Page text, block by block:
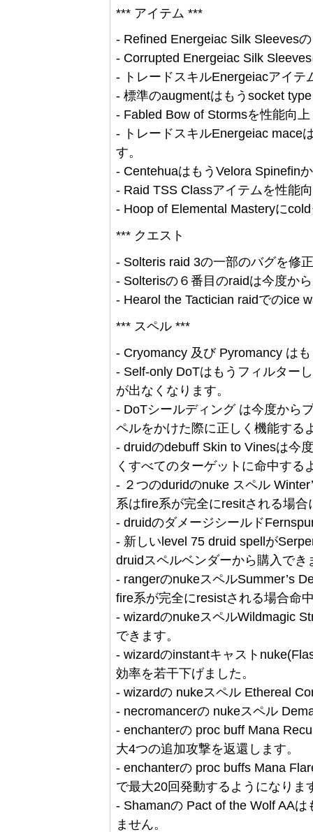
*** アイテム ***
- Refined Energeiac Silk Sleeves
- Corrupted Energeiac Silk
- トレードスキルEnergeiacアイテ
- 標準のaugmentはもうsocket
- Fabled Bow of Stormsを性能向上
- トレードスキルEnergeiac mace
す。
- CentehuaはもうVelora Spinefin
- Raid TSS Classアイテムを性能
- Hoop of Elemental Masteryに
*** クエスト
- Solteris raid 3の一部のバグを修
- Solterisの６番目のraidは今度か
- Hearol the Tactician raidでのice
*** スペル ***
- Cryomancy 及び Pyromancy は
- Self-only DoTはもうフィルター
が出なくなります。
- DoTシールディング は今度から
ペルをかけた際に正しく機能する
- druidのdebuff Skin to Vinesは今
くすべてのターゲットに命中する
- ２つのduridのnuke スペル
系はfire系が完全にresitされる場
- druidのダメージシールド
- 新しいlevel 75 druid spellが
druidスペルベンダーから購入で
- rangerのnukeスペルSummer’s
fire系が完全にresistされる場合命
- wizardのnukeスペルWildmagic
できます。
- wizardのinstantキャスト
効率を若干下げました。
- wizardの nukeスペル Ethereal
- necromancerの nukeスペル
- enchanterの proc buff Mana
大4つの追加攻撃を返還します。
- enchanterの proc buffs Mana
で最大20回発動するようになりま
- Shamanの Pact of the Wolf AA
ません。